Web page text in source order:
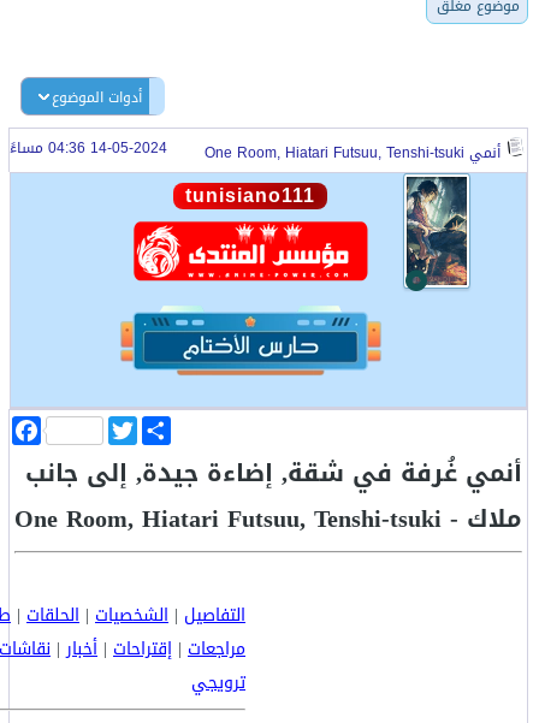
موضوع مغلق
أدوات الموضوع
أنمي One Room, Hiatari Futsuu, Tenshi-tsuki 14-05-2024 04:36 مساءً
tunisiano111
a
e
o
T
w
t
e
ن
ش
ر
أنمي غُرفة في شقة, إضاءة جيدة, إلى جانب
ملاك - One Room, Hiatari Futsuu, Tenshi-tsuki
التفاصيل | الشخصيات | الحلقات |
مراجعات | إقتراحات | أخبار| نقاشات
ترويجي